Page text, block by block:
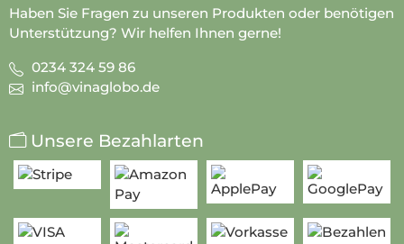
Kontakt
Haben Sie Fragen zu unseren Produkten oder benötigen
Unterstützung? Wir helfen Ihnen gerne!
info@vinaglobo.de
Unsere Bezahlarten